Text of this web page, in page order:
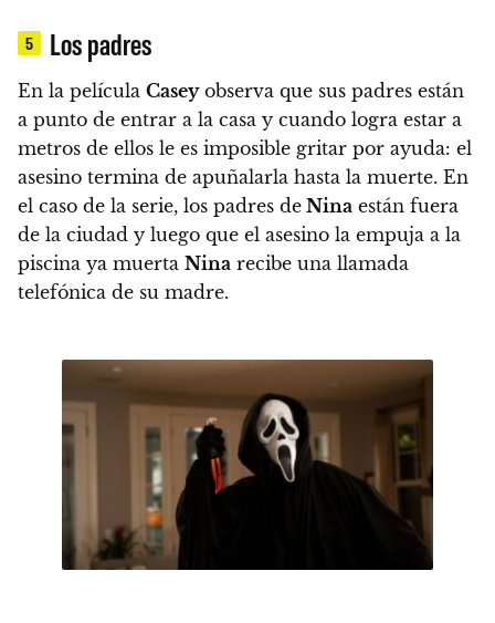
5 Los padres
En la película Caseyobserva que sus padres están
a punto de entrar a la casa y cuando logra estar a
metros de ellos le es imposible gritar por ayuda: el
asesino termina de apuñalarla hasta la muerte. En
el caso de la serie, los padres de Nina están fuera
de la ciudad y luego que el asesino la empuja a la
piscina ya muerta Nina recibe una llamada
telefónica de su madre.